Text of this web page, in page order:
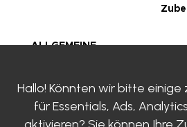
ALLGEMEINE
rechtliche Hinweise
Datenschutzrichtlinie
Zertifizierungen
Hallo! Könnten wir bitte
fürEssentials, Ads,